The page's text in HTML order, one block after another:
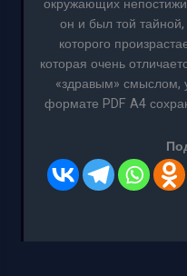
окружающих
он и был той
которого
которая очень
«здравым» смыслом,
формате PDF A4